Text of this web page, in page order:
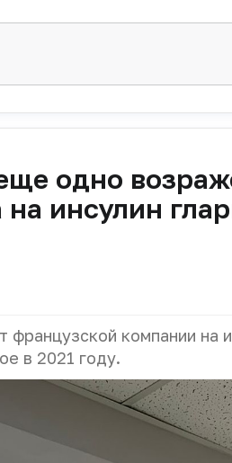
одно
инсулин
компании на
в 2021 году.